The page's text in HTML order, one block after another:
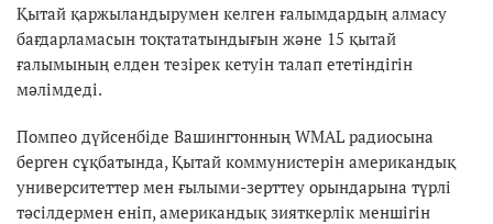
Қытай қаржыландырумен келген ғалымдардың алмасу
бағдарламасын тоқтататындығын және 15 қытай
ғалымының елден тезірек кетуін талап ететіндігін
мәлімдеді.
Помпео дүйсенбіде Вашингтонның WMAL радиосына
берген сұқбатында, Қытай коммунистерін американдық
университеттер мен ғылыми-зерттеу орындарына түрлі
тәсілдермен еніп, американдық зияткерлік меншігін